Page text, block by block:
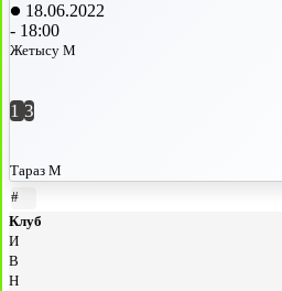
18.06.2022
- 18:00
Жетысу М
1 3
Тараз М
#
Клуб
И
В
Н